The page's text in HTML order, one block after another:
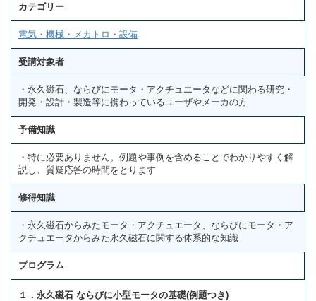
カテゴリー
電気・機械・メカトロ・設備
受講対象者
・永久磁石、ならびにモータ・アクチュエータなどに関わる研究・
開発・設計・製造等に携わっているユーザやメーカの方
予備知識
・特に必要ありません。例題や事例を含めることでわかりやすく解
説し、質疑応答の時間をとります
修得知識
・永久磁石からみたモータ・アクチュエータ、ならびにモータ・ア
クチュエータからみた永久磁石に関する体系的な知識
プログラム
１．永久磁石 ならびに小型モータの基礎(例題つき)